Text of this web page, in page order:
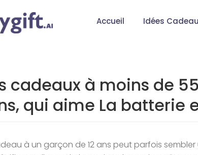
Accueil Idées
cadeaux à moins de
qui aime La batterie
à un garçon de 12 ans peut parfois